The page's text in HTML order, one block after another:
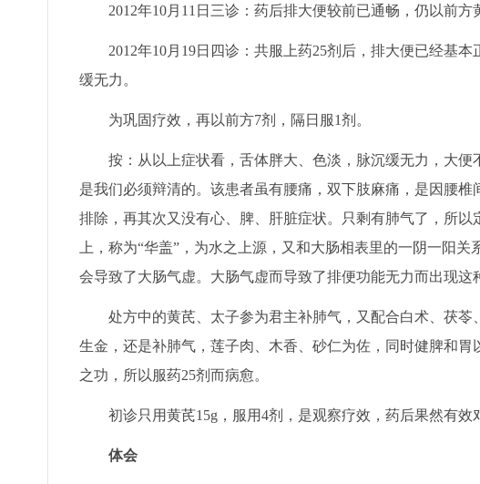
2012年10月11日三诊：药后排大便较前已通畅，仍以前方
2012年10月19日四诊：共服上药25剂后，排大便已经基本
缓无力。
为巩固疗效，再以前方7剂，隔日服1剂。
按：从以上症状看，舌体胖大、色淡，脉沉缓无力，大便
是我们必须辩清的。该患者虽有腰痛，双下肢麻痛，是因腰
排除，再其次又没有心、脾、肝脏症状。只剩有肺气了，所
上，称为“华盖”，为水之上源，又和大肠相表里的一阴一阳
会导致了大肠气虚。大肠气虚而导致了排便功能无力而出现这
处方中的黄芪、太子参为君主补肺气，又配合白术、茯苓
生金，还是补肺气，莲子肉、木香、砂仁为佐，同时健脾和
之功，所以服药25剂而病愈。
初诊只用黄芪15g，服用4剂，是观察疗效，药后果然有效
体会